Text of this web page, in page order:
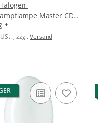
Master CDM-
930 E27 PAR30L 30
*
, zzgl.Versand